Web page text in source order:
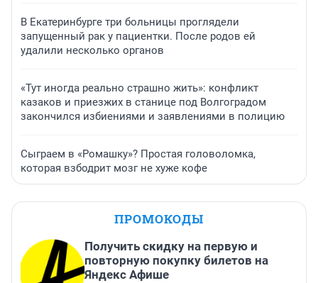
В Екатеринбурге три больницы проглядели
запущенный рак у пациентки. После родов ей
удалили несколько органов
«Тут иногда реально страшно жить»: конфликт
казаков и приезжих в станице под Волгоградом
закончился избиениями и заявлениями в полицию
Сыграем в «Ромашку»? Простая головоломка,
которая взбодрит мозг не хуже кофе
ПРОМОКОДЫ
Получить скидку на первую и
повторную покупку билетов на
Яндекс Афише